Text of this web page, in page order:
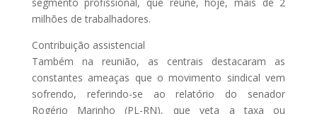
milhões de trabalhadores.
Contribuição assistencial
Também na reunião, as centrais destacaram as
constantes ameaças que o movimento sindical vem
sofrendo, referindo-se ao relatório do senador
Rogério Marinho (PL-RN), que veta a taxa ou